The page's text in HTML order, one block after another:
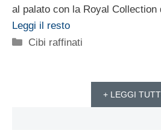
al palato con la Royal
Leggi il resto
Categorie
Cibi raffinati
+ LEGGI